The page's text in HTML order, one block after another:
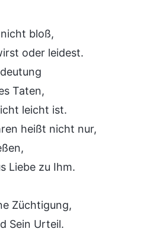
bloß,
oder leidest.
Taten,
leicht ist.
heißt nicht nur,
Liebe zu Ihm.
Züchtigung,
Sein Urteil.